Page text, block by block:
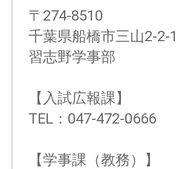
〒274-8510
千葉県船橋市三山2-2-1
習志野学事部
【入試広報課】
TEL：047-472-0666
【学事課（教務）】